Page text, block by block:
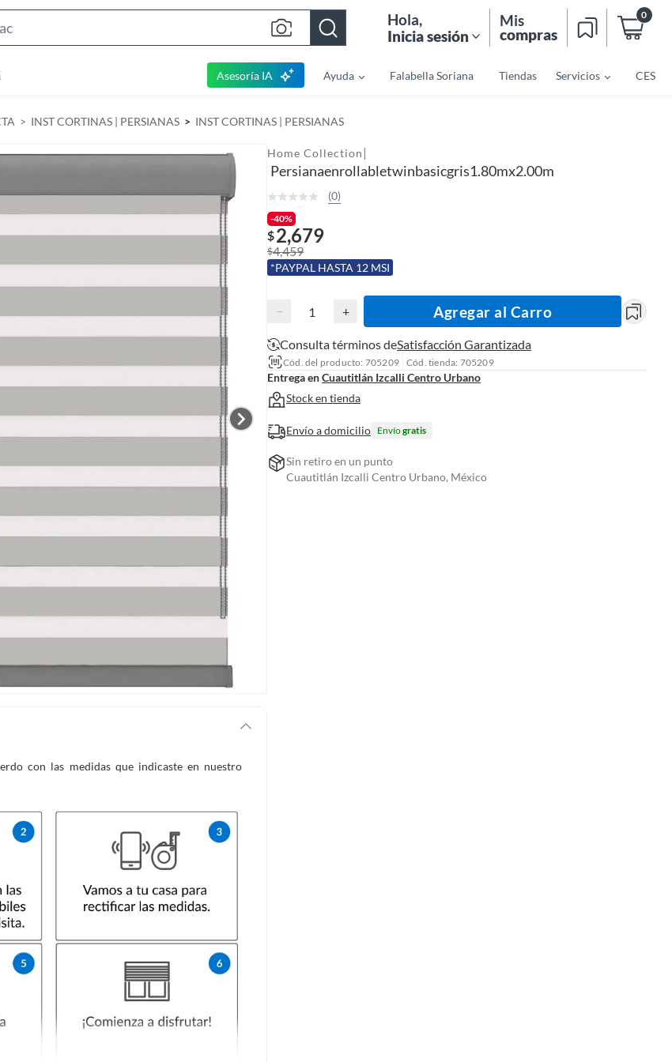
h
Hola,
Inicia sesión
Mis
compras
0
Asesoría IA Ayuda Falabella Soriana Tiendas Servicios CES
INST CORTINAS | PERSIANAS INST CORTINAS | PERSIANAS
con las medidas que indicaste en nuestro
Home Collection |
Persianaenrollabletwinbasicgris1.80mx2.00m
(0)
-40%
$2,679
$4,459
*PAYPAL HASTA 12 MSI
− + Agregar al Carro
Consulta términos deSatisfacción Garantizada
Cód. del producto: 705209 Cód. tienda: 705209
Entrega enCuautitlán Izcalli Centro Urbano
Stock en tienda
Envío a domicilio Envíogratis
Sin retiro en un punto
Cuautitlán Izcalli Centro Urbano, México